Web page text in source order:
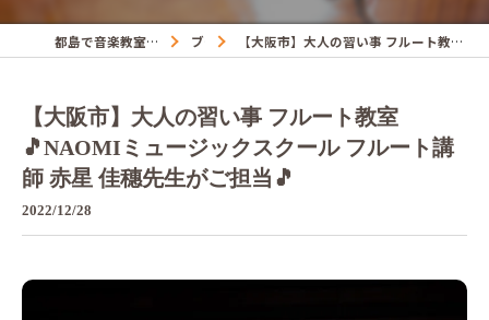
都島で音楽教室ならNAOMIミュージックスクール ブログ 【大阪市】大人の習い事 フルート教室🎵NAOMIミュージックスクール フルート講師 赤星 佳穗先生がご担当🎵
【大阪市】大人の習い事 フルート教室
🎵NAOMIミュージックスクール フルート講
師 赤星 佳穗先生がご担当🎵
2022/12/28